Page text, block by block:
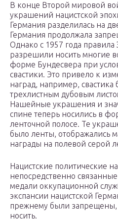
В конце Второй мировой
украшений нацистской
Германия разделилась на
Германия продолжала
Однако с 1957 года
разрешили носить многие
форме Бундесвера при
свастики. Это привело к
наград, например, свастика
трехлистным дубовым
Нашейные украшения и
спине теперь носились в
ленточной полосе. Те
было ленты, отображались
награды на полевой серой
Нацистские политические
непосредственно
медали оккупационной
экспансии нацистской
прежнему были запрещены,
носить.